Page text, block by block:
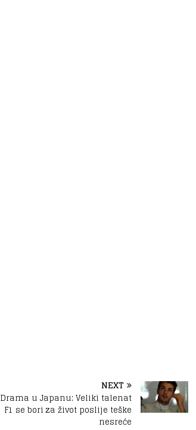
NEXT
Drama u Japanu: Veliki talenat
F1 se bori za život poslije teške
nesreće